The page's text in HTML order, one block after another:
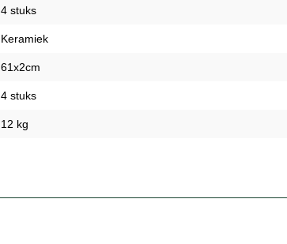
4 stuks
Keramiek
61x2cm
4 stuks
12 kg